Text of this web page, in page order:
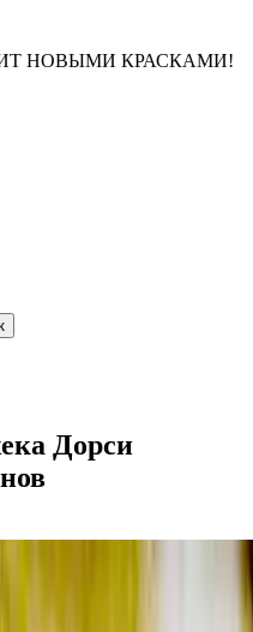
НОВЫМИ КРАСКАМИ!
Дорси